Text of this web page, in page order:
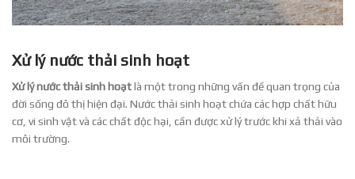
Xử lý nước thải sinh hoạt
Xử lý nước thải sinh hoạtlà một trong những vấn đề quan trọng của
đời sống đô thị hiện đại. Nước thải sinh hoạt chứa các hợp chất hữu
cơ, vi sinh vật và các chất độc hại, cần được xử lý trước khi xả thải vào
môi trường.